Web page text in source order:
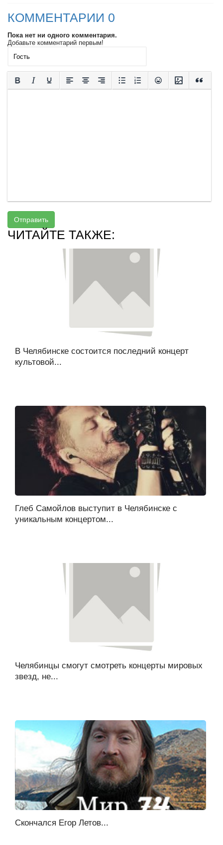
КОММЕНТАРИИ 0
Пока нет ни одного комментария.
Добавьте комментарий первым!
Отправить
ЧИТАЙТЕ ТАКЖЕ:
В Челябинске состоится последний концерт
культовой...
Глеб Самойлов выступит в Челябинске с
уникальным концертом...
Челябинцы смогут смотреть концерты мировых
звезд, не...
Скончался Егор Летов...